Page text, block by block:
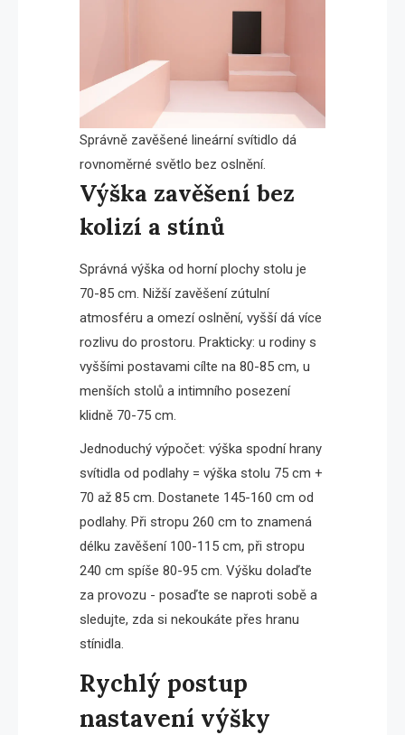
Správně zavěšené lineární svítidlo dá
rovnoměrné světlo bez oslnění.
Výška zavěšení bez
kolizí a stínů
Správná výška od horní plochy stolu je
70-85 cm. Nižší zavěšení zútulní
atmosféru a omezí oslnění, vyšší dá více
rozlivu do prostoru. Prakticky: u rodiny s
vyššími postavami cílte na 80-85 cm, u
menších stolů a intimního posezení
klidně 70-75 cm.
Jednoduchý výpočet: výška spodní hrany
svítidla od podlahy = výška stolu 75 cm +
70 až 85 cm. Dostanete 145-160 cm od
podlahy. Při stropu 260 cm to znamená
délku zavěšení 100-115 cm, při stropu
240 cm spíše 80-95 cm. Výšku dolaďte
za provozu - posaďte se naproti sobě a
sledujte, zda si nekoukáte přes hranu
stínidla.
Rychlý postup
nastavení výšky